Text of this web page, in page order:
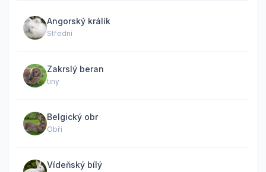
Angorský králík
Střední
Zakrslý beran
tiny
Belgický obr
Obří
Vídeňský bílý